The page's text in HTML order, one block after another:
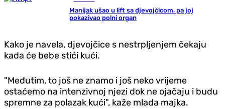
Manijak ušao u lift sa djevojčicom, pa joj
pokazivao polni organ
Kako je navela, djevojčice s nestrpljenjem čekaju
kada će bebe stići kući.
"Međutim, to još ne znamo i još neko vrijeme
ostaćemo na intenzivnoj njezi dok ne ojačaju i budu
spremne za polazak kući", kaže mlada majka.